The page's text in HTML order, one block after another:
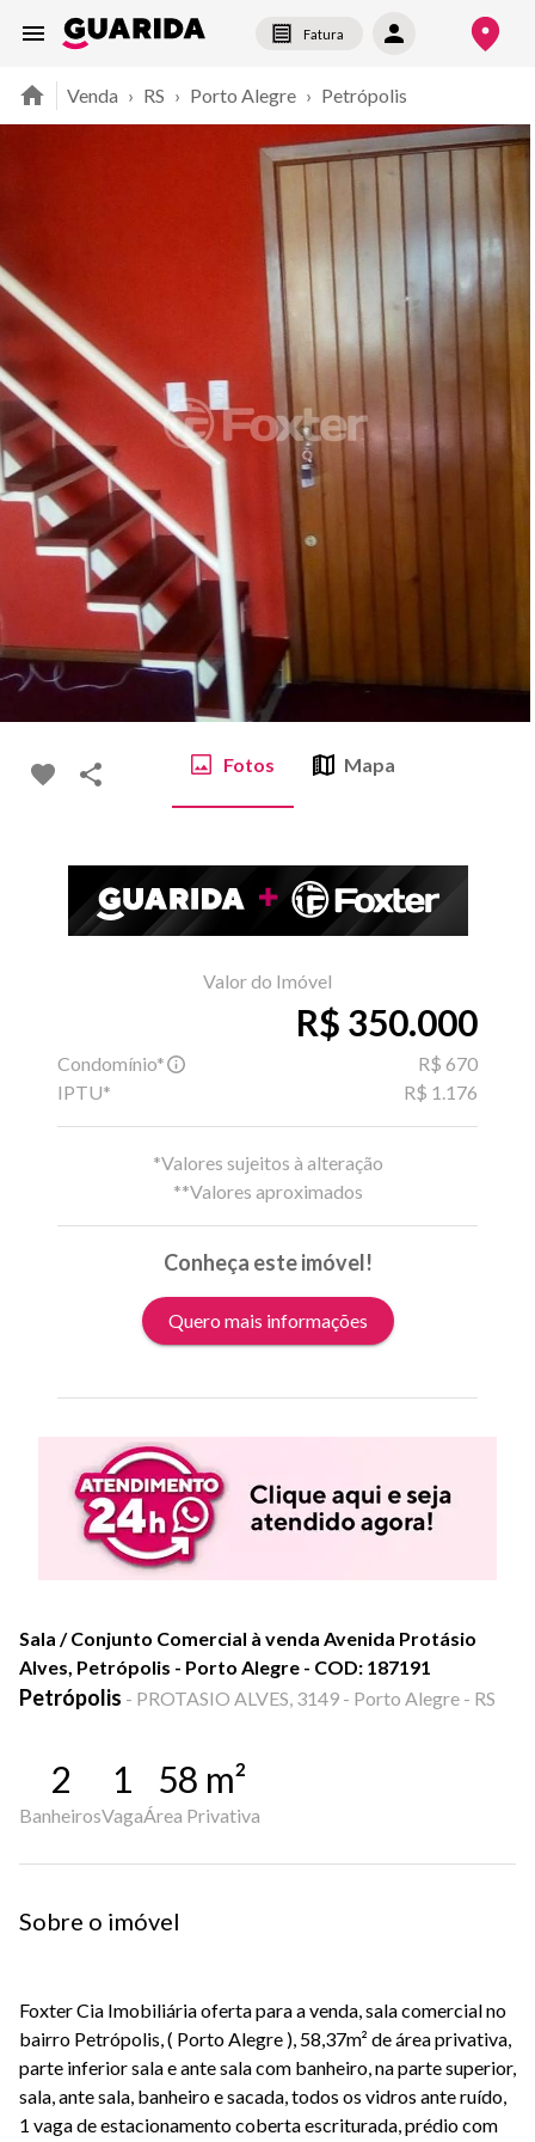
Fatura
Venda › RS › Porto Alegre › Petrópolis
Fotos Mapa
Valor do Imóvel
R$ 350.000
Condomínio*
R$ 670
IPTU*
R$ 1.176
*Valores sujeitos à alteração
**Valores aproximados
Conheça este imóvel!
Quero mais informações
Sala / Conjunto Comercial à venda Avenida Protásio
Alves, Petrópolis - Porto Alegre - COD: 187191
Petrópolis - PROTASIO ALVES, 3149 - Porto Alegre - RS
2
Banheiros
1
Vaga
58 m²
Área Privativa
Sobre o imóvel
Foxter Cia Imobiliária oferta para a venda, sala comercial no
bairro Petrópolis, ( Porto Alegre ), 58,37m² de área privativa,
parte inferior sala e ante sala com banheiro, na parte superior,
sala, ante sala, banheiro e sacada, todos os vidros ante ruído,
1 vaga de estacionamento coberta escriturada, prédio com